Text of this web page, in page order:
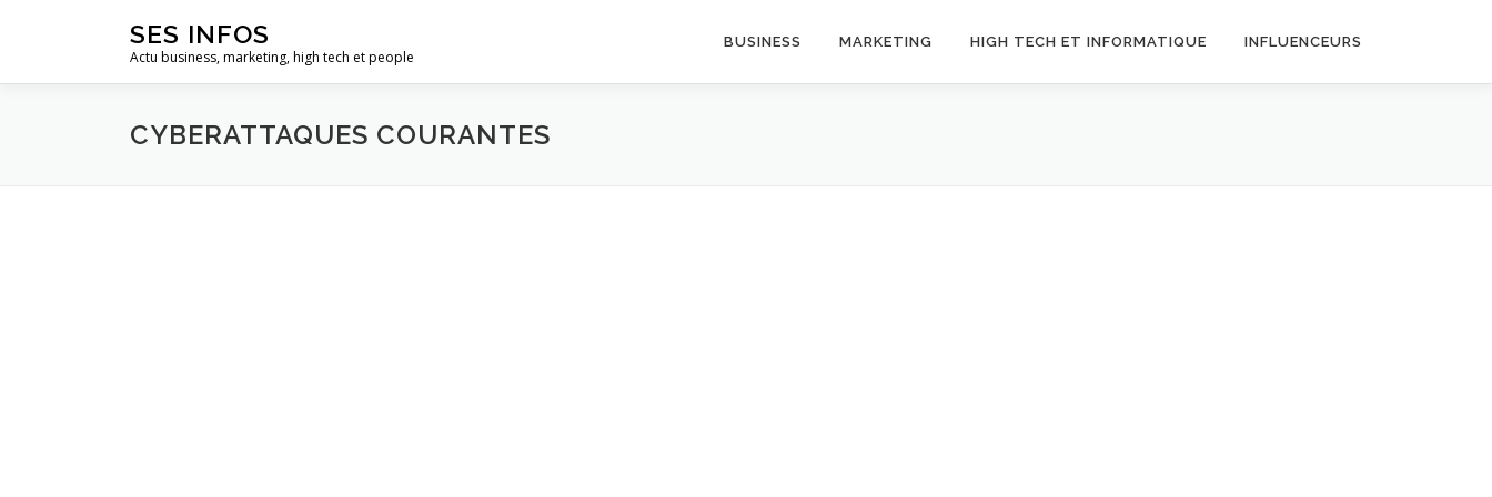
SES INFOS
Actu business, marketing, high tech et people
BUSINESS MARKETING HIGH TECH ET INFORMATIQUE INFLUENCEURS
CYBERATTAQUES COURANTES